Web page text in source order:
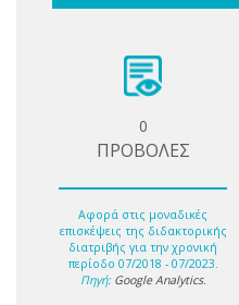
0
ΠΡΟΒΟΛΕΣ
Αφορά στις μοναδικές
επισκέψεις της διδακτορικής
διατριβής για την χρονική
περίοδο 07/2018 - 07/2023.
Πηγή: Google Analytics.